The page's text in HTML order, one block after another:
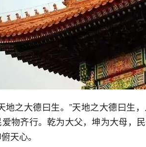
地之大德曰生。”天地之大德曰生
物齐行。乾为大父，坤为大母，
天心。